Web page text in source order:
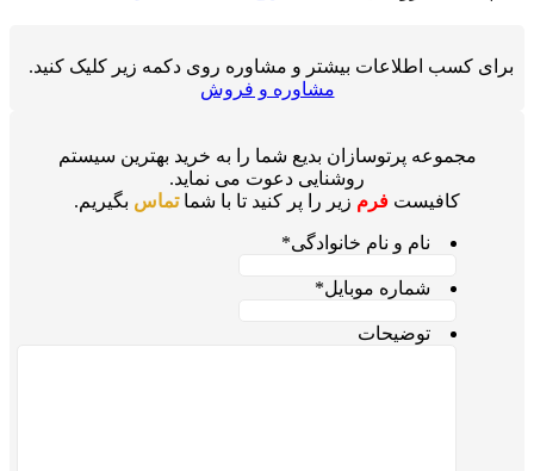
برای کسب اطلاعات بیشتر و مشاوره روی دکمه زیر کلیک کنید.
مشاوره و فروش
مجموعه پرتوسازان بدیع شما را به خرید بهترین سیستم
روشنایی دعوت می نماید.
کافیستفرم زیر را پر کنید تا با شماتماسبگیریم.
نام و نام خانوادگی*
شماره موبایل*
توضیحات